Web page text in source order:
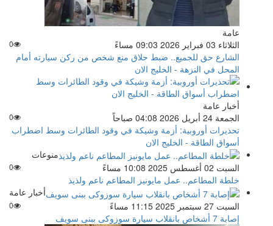
عامة
الثلاثاء 03 فبراير 2026 09:03 مساءً
0
الشارع حق للجميع.. ضبط حلاق منع شخص من ركن سيارته أمام
المحل في النزهة - الخليج الان
أخبار عامة
الجمعة 24 أبريل 2026 04:08 صباحاً
0
تحذيرات أوروبية: أزمة وشيكة في وقود الطائرات وسط اضطراب
أسواق الطاقة - الخليج الان
منوعات
السبت 02 أغسطس 2025 10:08 مساءً
0
خلطة المطاعم.. عمل مايونيز المطاعم ناعم ولذيذ
أخبار عامة
السبت 27 سبتمبر 2025 11:15 مساءً
0
إصابة 7 أشخاص بانقلاب سيارة سوزوكى ببنى سويف